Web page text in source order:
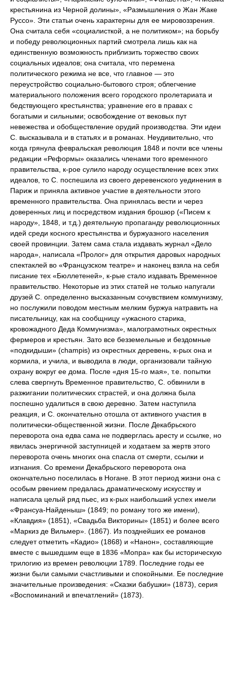
крестьянина из Черной долины», «Размышления о Жан Жаке
Руссо». Эти статьи очень характерны для ее мировоззрения.
Она считала себя «социалисткой, а не политиком»; на борьбу
и победу революционных партий смотрела лишь как на
единственную возможность приблизить торжество своих
социальных идеалов; она считала, что перемена
политического режима не все, что главное — это
переустройство социально-бытового строя; облегчение
материального положения всего городского пролетариата и
бедствующего крестьянства; уравнение его в правах с
богатыми и сильными; освобождение от вековых пут
невежества и обобществление орудий производства. Эти идеи
С. высказывала и в статьях и в романах. Неудивительно, что
когда грянула февральская революция 1848 и почти все члены
редакции «Реформы» оказались членами того временного
правительства, к-рое сулило народу осуществление всех этих
идеалов, то С. поспешила из своего деревенского уединения в
Париж и приняла активное участие в деятельности этого
временного правительства. Она принялась вести и через
доверенных лиц и посредством издания брошюр («Писем к
народу», 1848, и т.д.) деятельную пропаганду революционных
идей среди косного крестьянства и буржуазного населения
своей провинции. Затем сама стала издавать журнал «Дело
народа», написала «Пролог» для открытия даровых народных
спектаклей во «Французском театре» и наконец взяла на себя
писание тех «Бюллетеней», к-рые стало издавать Временное
правительство. Некоторые из этих статей не только напугали
друзей С. определенно высказанным сочувствием коммунизму,
но послужили поводом местным мелким буржуа натравить на
писательницу, как на сообщницу «ужасного старика,
кровожадного Деда Коммунизма», малограмотных окрестных
фермеров и крестьян. Зато все безземельные и бездомные
«подкидыши» (champis) из окрестных деревень, к-рых она и
кормила, и учила, и выводила в люди, организовали тайную
охрану вокруг ее дома. После «дня 15-го мая», т.е. попытки
слева свергнуть Временное правительство, С. обвинили в
разжигании политических страстей, и она должна была
поспешно удалиться в свою деревню. Затем наступила
реакция, и С. окончательно отошла от активного участия в
политически-общественной жизни. После Декабрьского
переворота она едва сама не подверглась аресту и ссылке, но
явилась энергичной заступницей и ходатаем за жертв этого
переворота очень многих она спасла от смерти, ссылки и
изгнания. Со времени Декабрьского переворота она
окончательно поселилась в Ногане. В этот период жизни она с
особым рвением предалась драматическому искусству и
написала целый ряд пьес, из к-рых наибольший успех имели
«Франсуа-Найденыш» (1849; по роману того же имени),
«Клавдия» (1851), «Свадьба Викторины» (1851) и более всего
«Маркиз де Вильмер». (1867). Из позднейших ее романов
следует отметить «Кадио» (1868) и «Нанон», составляющие
вместе с вышедшим еще в 1836 «Мопра» как бы историческую
трилогию из времен революции 1789. Последние годы ее
жизни были самыми счастливыми и спокойными. Ее последние
значительные произведения: «Сказки бабушки» (1873), серия
«Воспоминаний и впечатлений» (1873).